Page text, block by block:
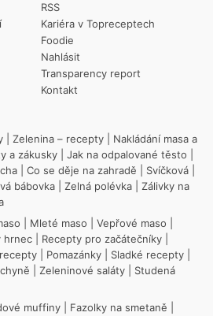
RSS
Kariéra v Topreceptech
Foodie
Nahlásit
Transparency report
Kontakt
Zelenina – recepty
Nakládání masa a
a zákusky Jak na odpalované těsto
Co se děje na zahradě Svíčková
bábovka Zelná polévka
Zálivky na
Mleté maso Vepřové maso
hrnec Recepty pro začátečníky
Pomazánky Sladké recepty
Zeleninové saláty
Studená
muffiny Fazolky na smetaně